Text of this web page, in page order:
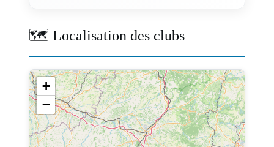
🗺️ Localisation des clubs
+
−